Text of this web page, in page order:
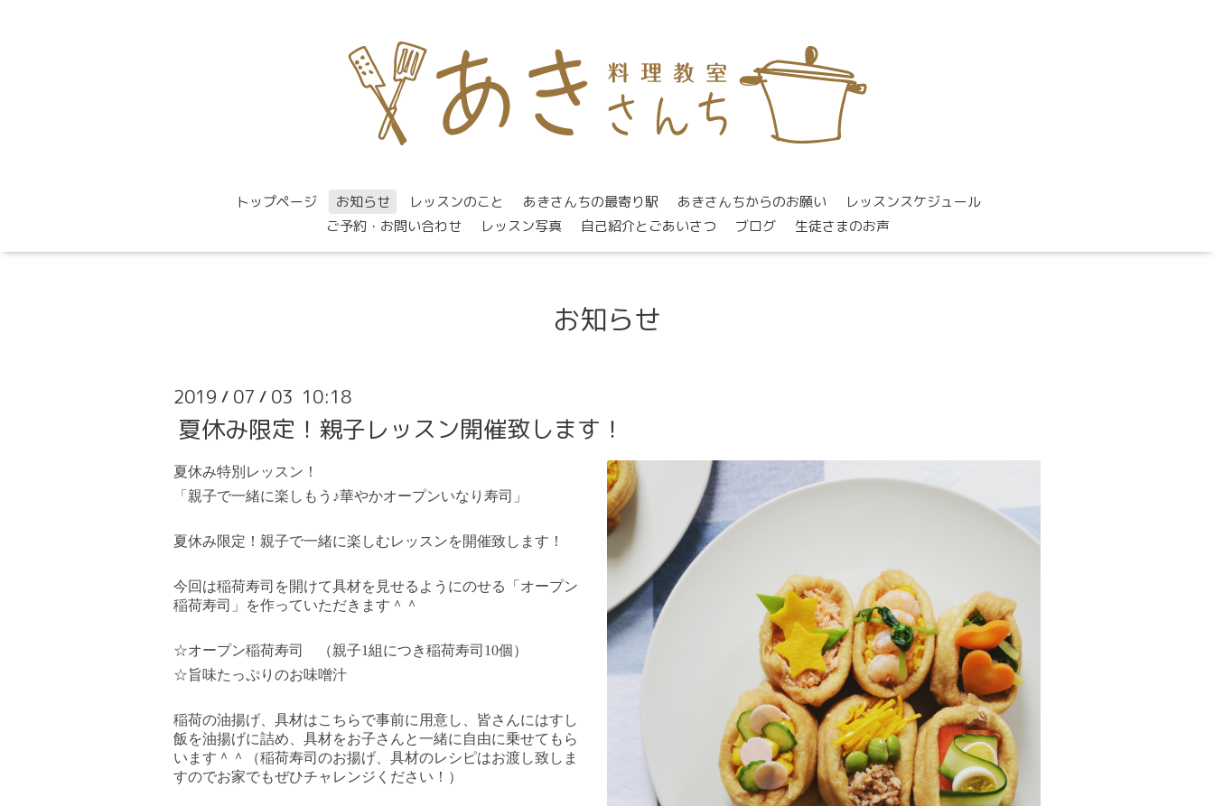
トップページ お知らせ レッスンのこと あきさんちの最寄り駅 あきさんちからのお願い
レッスンスケジュール
ご予約・お問い合わせ
レッスン写真 自己紹介とごあいさつ ブログ 生徒さまのお声
お知らせ
2019 / 07 / 03 10:18
夏休み限定！親子レッスン開催致します！
夏休み特別レッスン！
「親子で一緒に楽しもう♪華やかオープンいなり寿司」
夏休み限定！親子で一緒に楽しむレッスンを開催致します！
今回は稲荷寿司を開けて具材を見せるようにのせる「オープン
稲荷寿司」を作っていただきます＾＾
☆オープン稲荷寿司 （親子1組につき稲荷寿司10個）
☆旨味たっぷりのお味噌汁
稲荷の油揚げ、具材はこちらで事前に用意し、皆さんにはすし
飯を油揚げに詰め、具材をお子さんと一緒に自由に乗せてもら
います＾＾
（稲荷寿司のお揚げ、具材のレシピはお渡し致しま
すのでお家でもぜひチャレンジください！）